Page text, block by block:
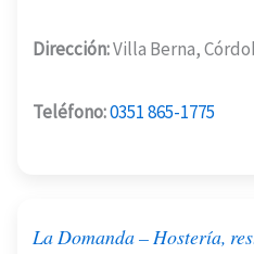
Dirección:Villa Berna,
Teléfono:0351 865-1775
La Domanda – Hostería,